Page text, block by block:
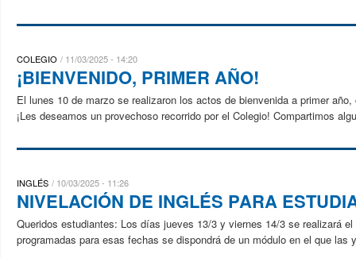
COLEGIO 11/03/2025 - 14:20
¡BIENVENIDO, PRIMER AÑO!
El lunes 10 de marzo se realizaron los actos de bienvenida a primer
¡Les deseamos un provechoso recorrido por el Colegio! Compartimos
INGLÉS 10/03/2025 - 11:26
NIVELACIÓN DE INGLÉS PARA
Queridos estudiantes: Los días jueves 13/3 y viernes 14/3 se realizará
programadas para esas fechas se dispondrá de un módulo en el que